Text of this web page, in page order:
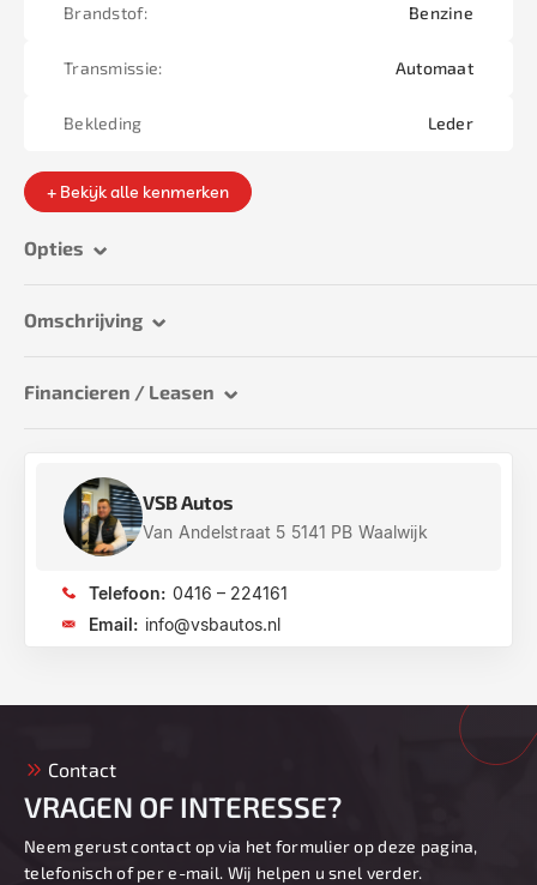
Brandstof: Benzine
Transmissie: Automaat
Bekleding Leder
+ Bekijk alle kenmerken
Opties
Omschrijving
Financieren / Leasen
VSB Autos
Van Andelstraat 5 5141 PB Waalwijk
Telefoon: 0416 – 224161
Email: info@vsbautos.nl
Contact
VRAGEN OF INTERESSE?
Neem gerust contact op via het formulier op deze pagina,
telefonisch of per e-mail. Wij helpen u snel verder.